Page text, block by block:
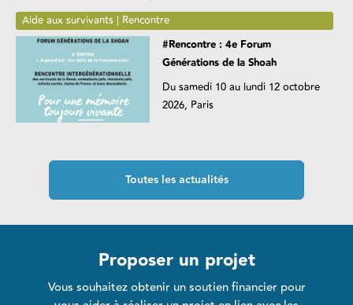
Aide aux survivants | Rencontre
#Rencontre : 4e Forum
Générations de la Shoah
Du samedi 10 au lundi 12 octobre
2026, Paris
Toutes les actualités
Proposer un projet
Vous souhaitez obtenir un soutien financier pour